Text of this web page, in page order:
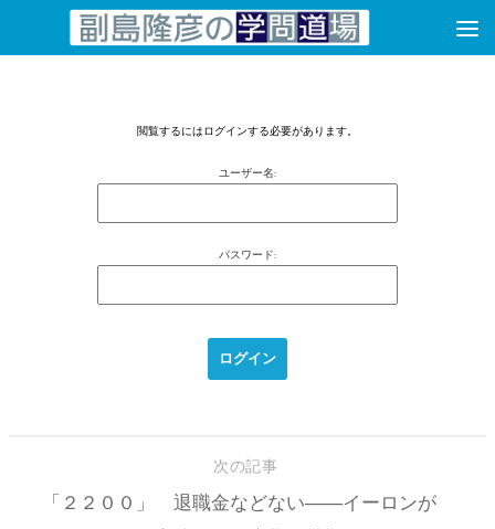
コンテンツへスキップ
閲覧するにはログインする必要があります。
ユーザー名:
パスワード:
次の記事
「２２００」 退職金などない――イーロンが